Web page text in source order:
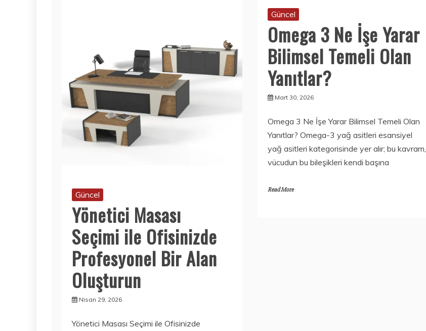
Güncel
Yönetici Masası
Seçimi ile Ofisinizde
Profesyonel Bir Alan
Oluşturun
Nisan 29, 2026
Yönetici Masası Seçimi ile Ofisinizde
Güncel
Omega 3 Ne İşe Yarar
Bilimsel Temeli Olan
Yanıtlar?
Mart 30, 2026
Omega 3 Ne İşe Yarar Bilimsel Temeli Olan
Yanıtlar? Omega-3 yağ asitleri esansiyel
yağ asitleri kategorisinde yer alır; bu kavram,
vücudun bu bileşikleri kendi başına
Read More